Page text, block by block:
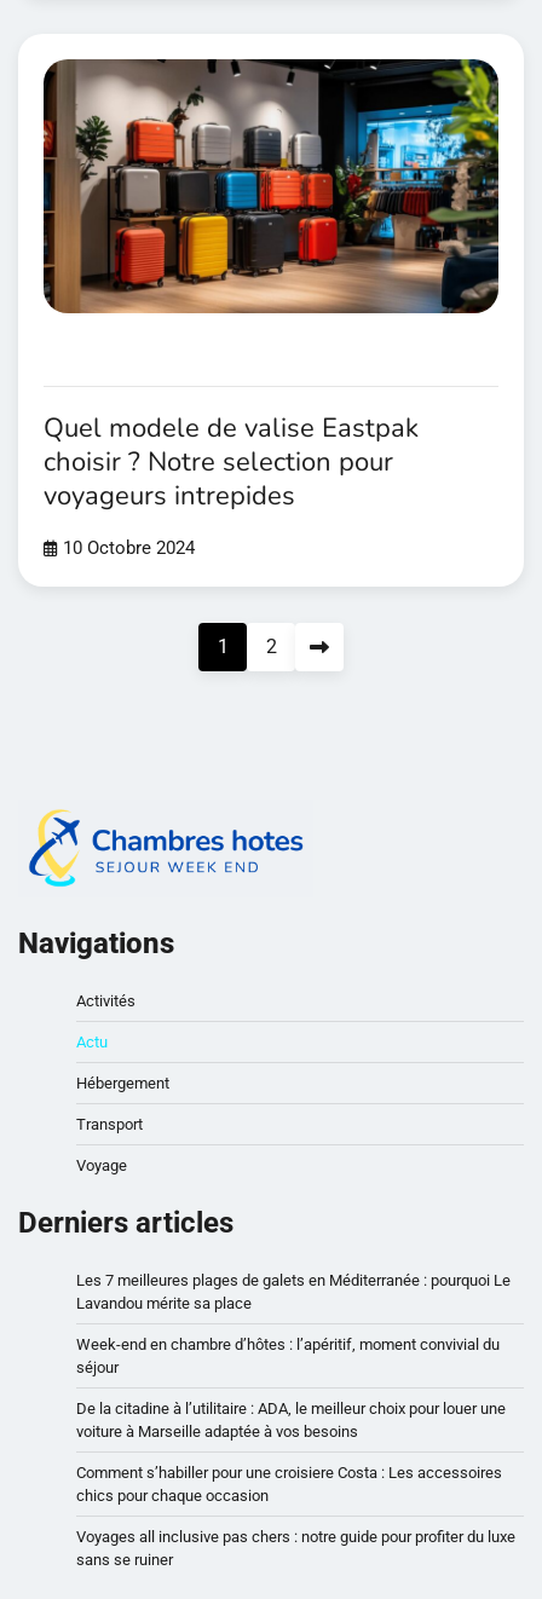
Quel modele de valise Eastpak
choisir ? Notre selection pour
voyageurs intrepides
10 Octobre 2024
1 2
Navigations
Activités
Actu
Hébergement
Transport
Voyage
Derniers articles
Les 7 meilleures plages de galets en Méditerranée : pourquoi Le
Lavandou mérite sa place
Week-end en chambre d’hôtes : l’apéritif, moment convivial du
séjour
De la citadine à l’utilitaire : ADA, le meilleur choix pour louer une
voiture à Marseille adaptée à vos besoins
Comment s’habiller pour une croisiere Costa : Les accessoires
chics pour chaque occasion
Voyages all inclusive pas chers : notre guide pour profiter du luxe
sans se ruiner